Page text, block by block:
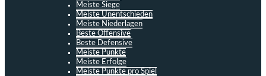
Meiste Siege
Meiste Unentschieden
Meiste Niederlagen
Beste Offensive
Beste Defensive
Meiste Punkte
Meiste Erfolge
Meiste Punkte pro Spiel